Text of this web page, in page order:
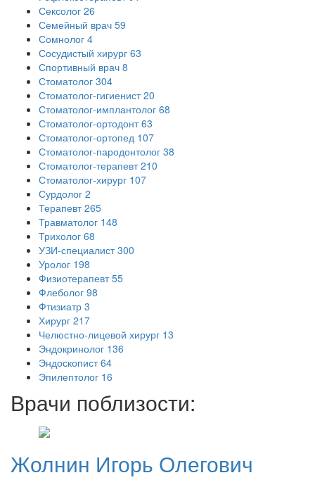
Сексолог 26
Семейный врач 59
Сомнолог 4
Сосудистый хирург 63
Спортивный врач 8
Стоматолог 304
Стоматолог-гигиенист 20
Стоматолог-имплантолог 68
Стоматолог-ортодонт 63
Стоматолог-ортопед 107
Стоматолог-пародонтолог 38
Стоматолог-терапевт 210
Стоматолог-хирург 107
Сурдолог 2
Терапевт 265
Травматолог 148
Трихолог 68
УЗИ-специалист 300
Уролог 198
Физиотерапевт 55
Флеболог 98
Фтизиатр 3
Хирург 217
Челюстно-лицевой хирург 13
Эндокринолог 136
Эндоскопист 64
Эпилептолог 16
Врачи поблизости:
Жолнин Игорь Олегович